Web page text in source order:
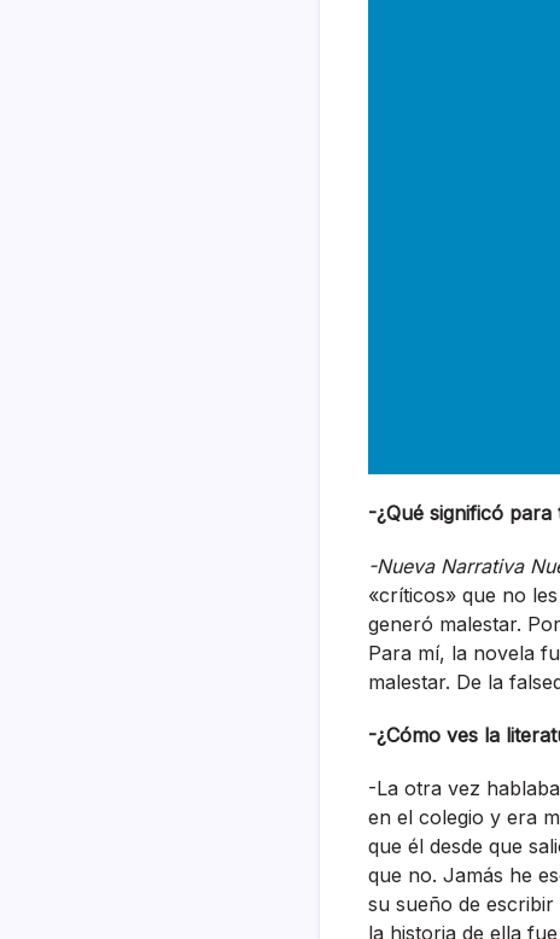
-¿Qué significó
-Nueva Narrativa
«críticos» que no
generó malestar.
Para mí, la novela
malestar. De la
-¿Cómo ves la
-La otra vez
en el colegio y era
que él desde que
que no. Jamás he
su sueño de
la historia de ella